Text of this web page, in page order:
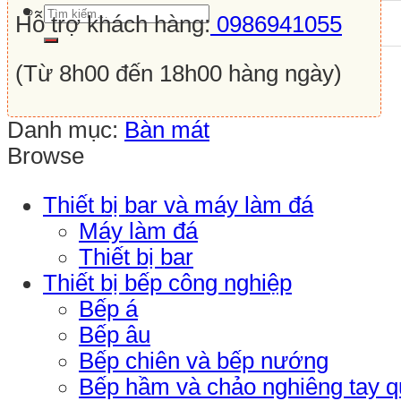
Tìm
kiếm:
Hỗ trợ khách hàng: 0986941055
(Từ 8h00 đến 18h00 hàng ngày)
Danh mục: Bàn mát
Browse
Thiết bị bar và máy làm đá
Máy làm đá
Thiết bị bar
Thiết bị bếp công nghiệp
Bếp á
Bếp âu
Bếp chiên và bếp nướng
Bếp hầm và chảo nghiêng tay